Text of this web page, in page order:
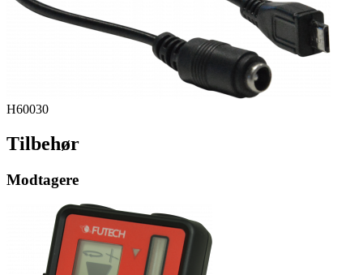
H60030
Tilbehør
Modtagere